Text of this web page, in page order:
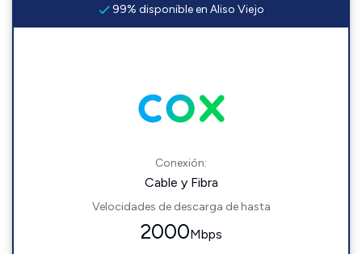
99% disponible en Aliso Viejo
Conexión:
Cable y Fibra
Velocidades de descarga de hasta
2000Mbps